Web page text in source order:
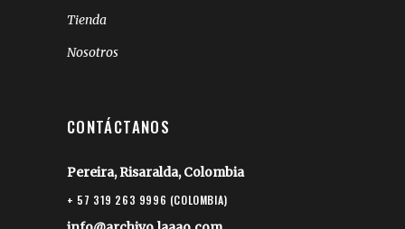
Tienda
Nosotros
CONTÁCTANOS
Pereira, Risaralda, Colombia
+ 57 319 263 9996 (COLOMBIA)